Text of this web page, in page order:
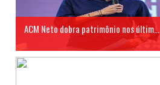
ACM Neto dobra patrimônio nos últim...